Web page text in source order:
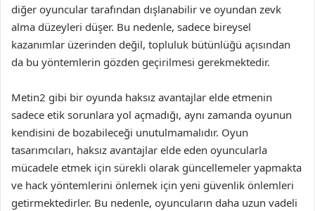
diğer oyuncular tarafından dışlanabilir ve oyundan zevk
alma düzeyleri düşer. Bu nedenle, sadece bireysel
kazanımlar üzerinden değil, topluluk bütünlüğü açısından
da bu yöntemlerin gözden geçirilmesi gerekmektedir.
Metin2 gibi bir oyunda haksız avantajlar elde etmenin
sadece etik sorunlara yol açmadığı, aynı zamanda oyunun
kendisini de bozabileceği unutulmamalıdır. Oyun
tasarımcıları, haksız avantajlar elde eden oyuncularla
mücadele etmek için sürekli olarak güncellemeler yapmakta
ve hack yöntemlerini önlemek için yeni güvenlik önlemleri
getirmektedirler. Bu nedenle, oyuncuların daha uzun vadeli